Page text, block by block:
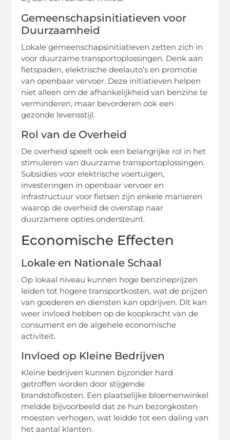
Gemeenschapsinitiatieven voor
Duurzaamheid
Lokale gemeenschapsinitiatieven zetten zich in
voor duurzame transportoplossingen. Denk aan
fietspaden, elektrische deelauto’s en promotie
van openbaar vervoer. Deze initiatieven helpen
niet alleen om de afhankelijkheid van benzine te
verminderen, maar bevorderen ook een
gezonde levensstijl.
Rol van de Overheid
De overheid speelt ook een belangrijke rol in het
stimuleren van duurzame transportoplossingen.
Subsidies voor elektrische voertuigen,
investeringen in openbaar vervoer en
infrastructuur voor fietsen zijn enkele manieren
waarop de overheid de overstap naar
duurzamere opties ondersteunt.
Economische Effecten
Lokale en Nationale Schaal
Op lokaal niveau kunnen hoge benzineprijzen
leiden tot hogere transportkosten, wat de prijzen
van goederen en diensten kan opdrijven. Dit kan
weer invloed hebben op de koopkracht van de
consument en de algehele economische
activiteit.
Invloed op Kleine Bedrijven
Kleine bedrijven kunnen bijzonder hard
getroffen worden door stijgende
brandstofkosten. Een plaatselijke bloemenwinkel
meldde bijvoorbeeld dat ze hun bezorgkosten
moesten verhogen, wat leidde tot een daling van
het aantal klanten.